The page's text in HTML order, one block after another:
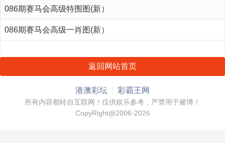
086期赛马会高级特围图(新）
086期赛马会高级一肖图(新）
返回网站首页
港澳彩坛 彩霸王网
所有内容都转自互联网！仅供娱乐参考，严禁用于赌博！
CopyRight@2006-2026